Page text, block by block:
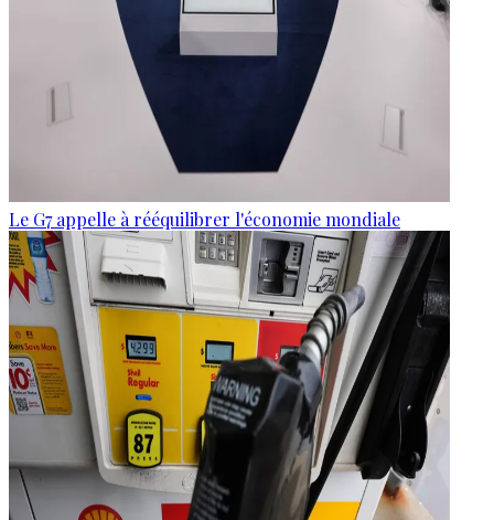
Le G7 appelle à rééquilibrer l'économie mondiale